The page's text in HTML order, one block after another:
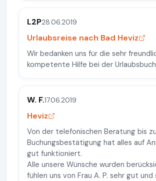
L2P28.06.2019
Urlaubsreise nach Bad Heviz
Wir bedanken uns für die sehr
kompetente Hilfe bei der
W. F.17.06.2019
Heviz
Von der telefonischen Beratung bis
Buchungsbestätigung hat alles auf
gut funktioniert.
Alle unsere Wünsche wurden
fühlen uns von Frau A. P. sehr gut und